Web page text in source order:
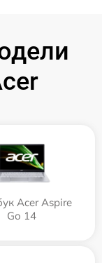
Acer Aspire
Go 14